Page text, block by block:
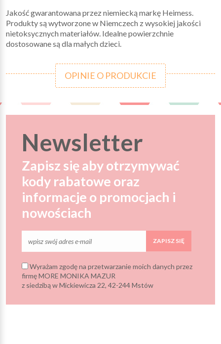
Jakość gwarantowana przez niemiecką markę Heimess.
Produkty są wytworzone w Niemczech z wysokiej jakości
nietoksycznych materiałów. Idealne powierzchnie
dostosowane są dla małych dzieci.
OPINIE O PRODUKCIE
Newsletter
Zapisz się aby otrzymywać
kody rabatowe oraz
informacje o promocjach i
nowościach
ZAPISZ SIĘ
Wyrażam zgodę na przetwarzanie moich danych przez
firmę MORE MONIKA MAZUR
z siedzibą w Mickiewicza 22, 42-244 Mstów